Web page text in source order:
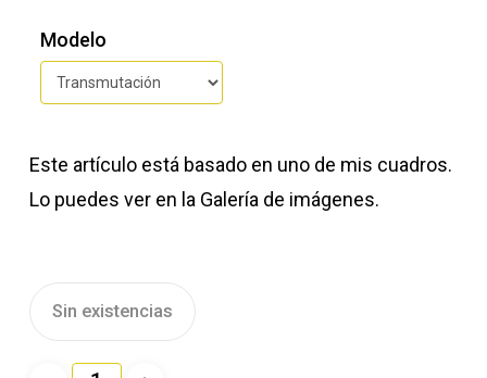
Modelo
Este artículo está basado en uno de mis cuadros.
Lo puedes ver en la Galería de imágenes.
Sin existencias